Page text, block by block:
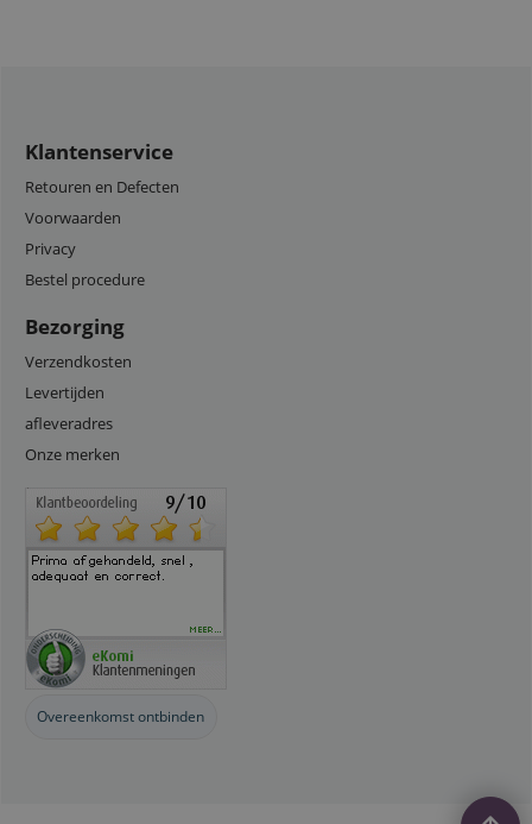
Klantenservice
Retouren en Defecten
Voorwaarden
Privacy
Bestel procedure
Bezorging
Verzendkosten
Levertijden
afleveradres
Onze merken
Overeenkomst ontbinden